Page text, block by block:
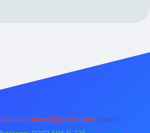
https://
backlinkpaneli@gmail.com Teams: